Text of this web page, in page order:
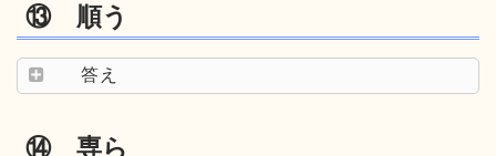
⑬ 順う
答え
⑭ 専ら